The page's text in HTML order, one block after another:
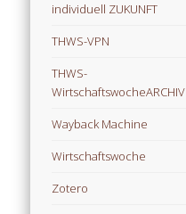
individuell ZUKUNFT
THWS-VPN
THWS-
WirtschaftswocheARCHIV
Wayback Machine
Wirtschaftswoche
Zotero